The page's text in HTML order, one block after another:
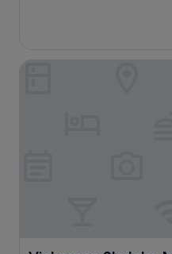
Bewertungen)